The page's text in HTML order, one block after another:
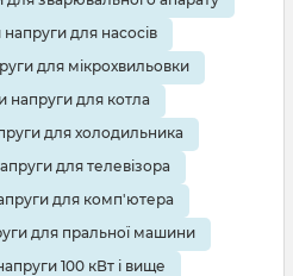
напруги для насосів
для мікрохвильовки
напруги для котла
для холодильника
для телевізора
для комп'ютера
для пральної машини
100 кВт і вище